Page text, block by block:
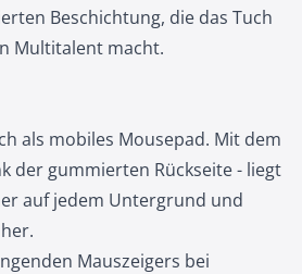
Beschichtung, die das Tuch
Multitalent macht.
als mobiles Mousepad. Mit dem
der gummierten Rückseite - liegt
auf jedem Untergrund und
Mauszeigers bei